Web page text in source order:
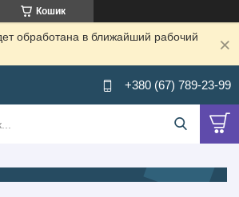
Кошик
обработана в ближайший рабочий
+380 (67) 789-23-99